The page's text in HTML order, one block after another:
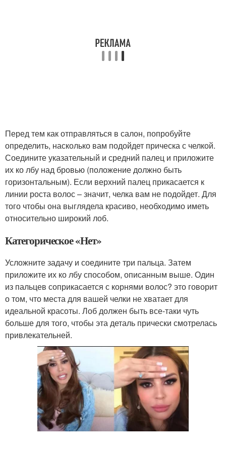
Перед тем как отправляться в салон, попробуйте
определить, насколько вам подойдет прическа с челкой.
Соедините указательный и средний палец и приложите
их ко лбу над бровью (положение должно быть
горизонтальным). Если верхний палец прикасается к
линии роста волос – значит, челка вам не подойдет. Для
того чтобы она выглядела красиво, необходимо иметь
относительно широкий лоб.
Категорическое «Нет»
Усложните задачу и соедините три пальца. Затем
приложите их ко лбу способом, описанным выше. Один
из пальцев соприкасается с корнями волос? это говорит
о том, что места для вашей челки не хватает для
идеальной красоты. Лоб должен быть все-таки чуть
больше для того, чтобы эта деталь прически смотрелась
привлекательней.